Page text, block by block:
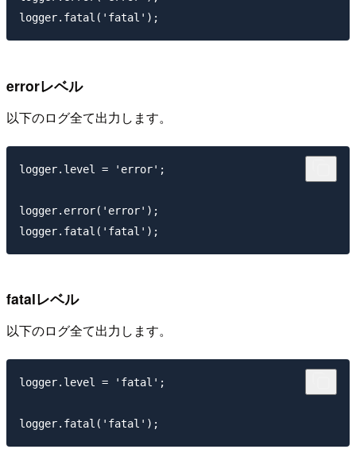
errorレベル
以下のログ全て出力します。
logger.level = 'error';
logger.error('error');
fatalレベル
以下のログ全て出力します。
logger.level = 'fatal';